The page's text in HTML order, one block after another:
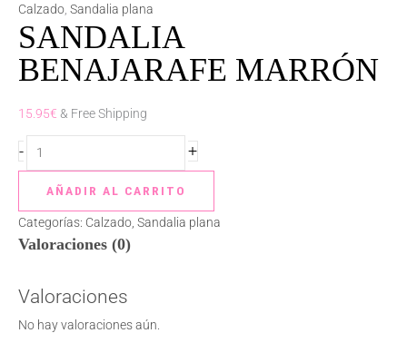
Calzado Sandalia plana
SANDALIA
BENAJARAFE MARRÓN
15.95€ & Free Shipping
-
MARRÓN
cantidad
+
AÑADIR AL CARRITO
Categorías: Calzado Sandalia plana
Valoraciones (0)
Valoraciones
No hay valoraciones aún.